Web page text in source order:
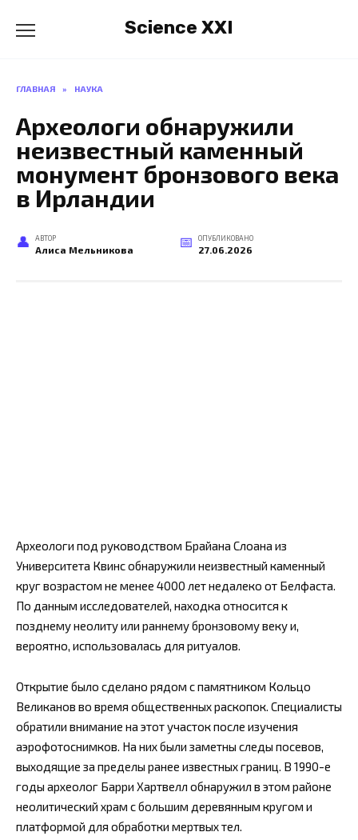
содержанию
Science XXI
ГЛАВНАЯ » НАУКА
Археологи обнаружили
неизвестный каменный
монумент бронзового века
в Ирландии
АВТОР
Алиса Мельникова
ОПУБЛИКОВАНО
27.06.2026
Археологи под руководством Брайана Слоана из
Университета Квинс обнаружили неизвестный каменный
круг возрастом не менее 4000 лет недалеко от Белфаста.
По данным исследователей, находка относится к
позднему неолиту или раннему бронзовому веку и,
вероятно, использовалась для ритуалов.
Открытие было сделано рядом с памятником Кольцо
Великанов во время общественных раскопок. Специалисты
обратили внимание на этот участок после изучения
аэрофотоснимков. На них были заметны следы посевов,
выходящие за пределы ранее известных границ. В 1990-е
годы археолог Барри Хартвелл обнаружил в этом районе
неолитический храм с большим деревянным кругом и
платформой для обработки мертвых тел.